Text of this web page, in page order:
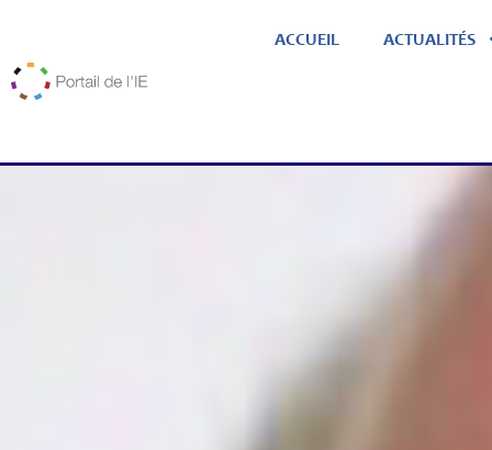
ACCUEIL ACTUALITÉS